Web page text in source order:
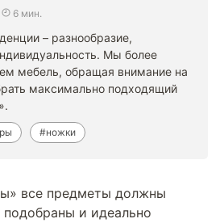
6 мин.
– разнообразие,
Мы более
мебель, обращая внимание на
максимально подходящий
#ножки
все предметы должны
и идеально